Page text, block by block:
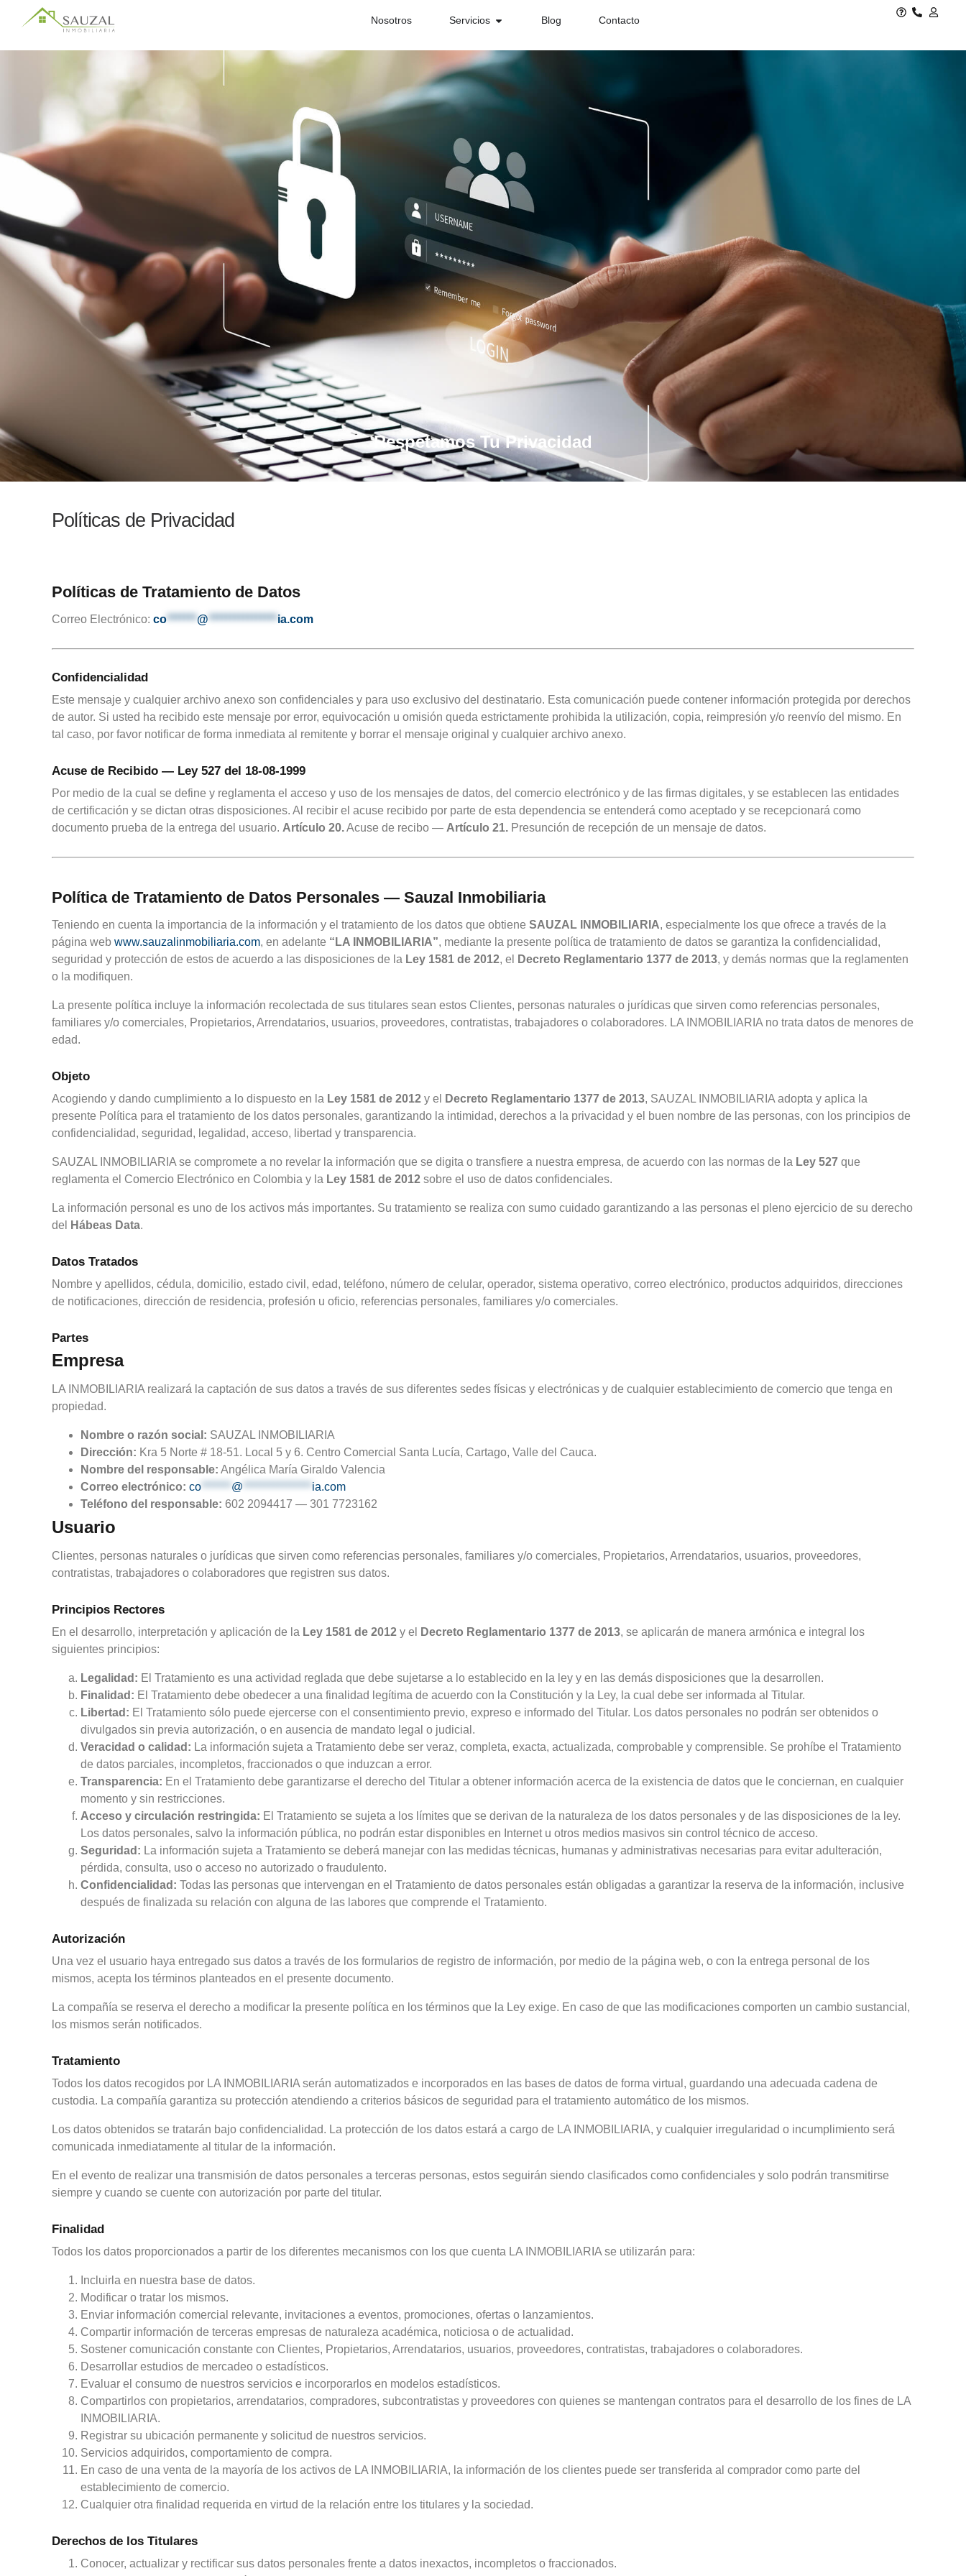
Nosotros Servicios Blog Contacto
Respetamos Tu Privacidad
Políticas de Privacidad
Políticas de Tratamiento de Datos
Correo Electrónico: co*******@****************ia.com
Confidencialidad
Este mensaje y cualquier archivo anexo son confidenciales y para uso exclusivo del destinatario. Esta comunicación puede contener información protegida por derechos
de autor. Si usted ha recibido este mensaje por error, equivocación u omisión queda estrictamente prohibida la utilización, copia, reimpresión y/o reenvío del mismo. En
tal caso, por favor notificar de forma inmediata al remitente y borrar el mensaje original y cualquier archivo anexo.
Acuse de Recibido — Ley 527 del 18-08-1999
Por medio de la cual se define y reglamenta el acceso y uso de los mensajes de datos, del comercio electrónico y de las firmas digitales, y se establecen las entidades
de certificación y se dictan otras disposiciones. Al recibir el acuse recibido por parte de esta dependencia se entenderá como aceptado y se recepcionará como
documento prueba de la entrega del usuario. Artículo 20.Acuse de recibo — Artículo 21. Presunción de recepción de un mensaje de datos.
Política de Tratamiento de Datos Personales — Sauzal Inmobiliaria
Teniendo en cuenta la importancia de la información y el tratamiento de los datos que obtiene SAUZAL INMOBILIARIA, especialmente los que ofrece a través de la
página web www.sauzalinmobiliaria.com, en adelante “LA INMOBILIARIA”, mediante la presente política de tratamiento de datos se garantiza la confidencialidad,
seguridad y protección de estos de acuerdo a las disposiciones de la Ley 1581 de 2012, el Decreto Reglamentario 1377 de 2013, y demás normas que la reglamenten
o la modifiquen.
La presente política incluye la información recolectada de sus titulares sean estos Clientes, personas naturales o jurídicas que sirven como referencias personales,
familiares y/o comerciales, Propietarios, Arrendatarios, usuarios, proveedores, contratistas, trabajadores o colaboradores. LA INMOBILIARIA no trata datos de menores de
edad.
Objeto
Acogiendo y dando cumplimiento a lo dispuesto en la Ley 1581 de 2012 y el Decreto Reglamentario 1377 de 2013, SAUZAL INMOBILIARIA adopta y aplica la
presente Política para el tratamiento de los datos personales, garantizando la intimidad, derechos a la privacidad y el buen nombre de las personas, con los principios de
confidencialidad, seguridad, legalidad, acceso, libertad y transparencia.
SAUZAL INMOBILIARIA se compromete a no revelar la información que se digita o transfiere a nuestra empresa, de acuerdo con las normas de la Ley 527 que
reglamenta el Comercio Electrónico en Colombia y la Ley 1581 de 2012 sobre el uso de datos confidenciales.
La información personal es uno de los activos más importantes. Su tratamiento se realiza con sumo cuidado garantizando a las personas el pleno ejercicio de su derecho
del
Hábeas Data.
Datos Tratados
Nombre y apellidos, cédula, domicilio, estado civil, edad, teléfono, número de celular, operador, sistema operativo, correo electrónico, productos adquiridos, direcciones
de notificaciones, dirección de residencia, profesión u oficio, referencias personales, familiares y/o comerciales.
Partes
Empresa
LA INMOBILIARIA realizará la captación de sus datos a través de sus diferentes sedes físicas y electrónicas y de cualquier establecimiento de comercio que tenga en
propiedad.
Nombre o razón social: SAUZAL INMOBILIARIA
Dirección: Kra 5 Norte # 18-51. Local 5 y 6. Centro Comercial Santa Lucía, Cartago, Valle del Cauca.
Nombre del responsable: Angélica María Giraldo Valencia
Correo electrónico: co ******* @ **************** ia.com
Teléfono del responsable: 602 2094417 — 301 7723162
Usuario
Clientes, personas naturales o jurídicas que sirven como referencias personales, familiares y/o comerciales, Propietarios, Arrendatarios, usuarios, proveedores,
contratistas, trabajadores o colaboradores que registren sus datos.
Principios Rectores
En el desarrollo, interpretación y aplicación de la Ley 1581 de 2012 y el Decreto Reglamentario 1377 de 2013, se aplicarán de manera armónica e integral los
siguientes principios:
Legalidad: El Tratamiento es una actividad reglada que debe sujetarse a lo establecido en la ley y en las demás disposiciones que la desarrollen.
Finalidad: El Tratamiento debe obedecer a una finalidad legítima de acuerdo con la Constitución y la Ley, la cual debe ser informada al Titular.
Libertad: El Tratamiento sólo puede ejercerse con el consentimiento previo, expreso e informado del Titular. Los datos personales no podrán ser obtenidos o
divulgados sin previa autorización, o en ausencia de mandato legal o judicial.
Veracidad o calidad: La información sujeta a Tratamiento debe ser veraz, completa, exacta, actualizada, comprobable y comprensible. Se prohíbe el Tratamiento
de datos parciales, incompletos, fraccionados o que induzcan a error.
Transparencia: En el Tratamiento debe garantizarse el derecho del Titular a obtener información acerca de la existencia de datos que le conciernan, en cualquier
momento y sin restricciones.
Acceso y circulación restringida: El Tratamiento se sujeta a los límites que se derivan de la naturaleza de los datos personales y de las disposiciones de la ley.
Los datos personales, salvo la información pública, no podrán estar disponibles en Internet u otros medios masivos sin control técnico de acceso.
Seguridad: La información sujeta a Tratamiento se deberá manejar con las medidas técnicas, humanas y administrativas necesarias para evitar adulteración,
pérdida, consulta, uso o acceso no autorizado o fraudulento.
Confidencialidad: Todas las personas que intervengan en el Tratamiento de datos personales están obligadas a garantizar la reserva de la información, inclusive
después de finalizada su relación con alguna de las labores que comprende el Tratamiento.
Autorización
Una vez el usuario haya entregado sus datos a través de los formularios de registro de información, por medio de la página web, o con la entrega personal de los
mismos, acepta los términos planteados en el presente documento.
La compañía se reserva el derecho a modificar la presente política en los términos que la Ley exige. En caso de que las modificaciones comporten un cambio sustancial,
los mismos serán notificados.
Tratamiento
Todos los datos recogidos por LA INMOBILIARIA serán automatizados e incorporados en las bases de datos de forma virtual, guardando una adecuada cadena de
custodia. La compañía garantiza su protección atendiendo a criterios básicos de seguridad para el tratamiento automático de los mismos.
Los datos obtenidos se tratarán bajo confidencialidad. La protección de los datos estará a cargo de LA INMOBILIARIA, y cualquier irregularidad o incumplimiento será
comunicada inmediatamente al titular de la información.
En el evento de realizar una transmisión de datos personales a terceras personas, estos seguirán siendo clasificados como confidenciales y solo podrán transmitirse
siempre y cuando se cuente con autorización por parte del titular.
Finalidad
Todos los datos proporcionados a partir de los diferentes mecanismos con los que cuenta LA INMOBILIARIA se utilizarán para:
Incluirla en nuestra base de datos.
Modificar o tratar los mismos.
Enviar información comercial relevante, invitaciones a eventos, promociones, ofertas o lanzamientos.
Compartir información de terceras empresas de naturaleza académica, noticiosa o de actualidad.
Sostener comunicación constante con Clientes, Propietarios, Arrendatarios, usuarios, proveedores, contratistas, trabajadores o colaboradores.
Desarrollar estudios de mercadeo o estadísticos.
Evaluar el consumo de nuestros servicios e incorporarlos en modelos estadísticos.
Compartirlos con propietarios, arrendatarios, compradores, subcontratistas y proveedores con quienes se mantengan contratos para el desarrollo de los fines de LA
INMOBILIARIA.
Registrar su ubicación permanente y solicitud de nuestros servicios.
Servicios adquiridos, comportamiento de compra.
En caso de una venta de la mayoría de los activos de LA INMOBILIARIA, la información de los clientes puede ser transferida al comprador como parte del
establecimiento de comercio.
Cualquier otra finalidad requerida en virtud de la relación entre los titulares y la sociedad.
Derechos de los Titulares
Conocer, actualizar y rectificar sus datos personales frente a datos inexactos, incompletos o fraccionados.